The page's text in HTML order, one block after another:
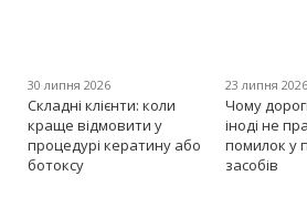
30 липня 2026
Складні клієнти: коли
краще відмовити у
процедурі кератину або
ботоксу
23 липня
Чому
іноді не
помилок у
засобів